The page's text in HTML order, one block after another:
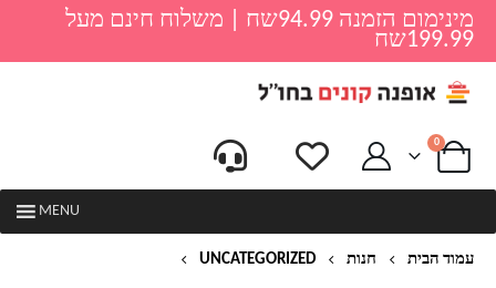
מינימום הזמנה 94.99שח | משלוח חינם מעל
199.99שח
0
MENU
עמוד הבית חנות UNCATEGORIZED